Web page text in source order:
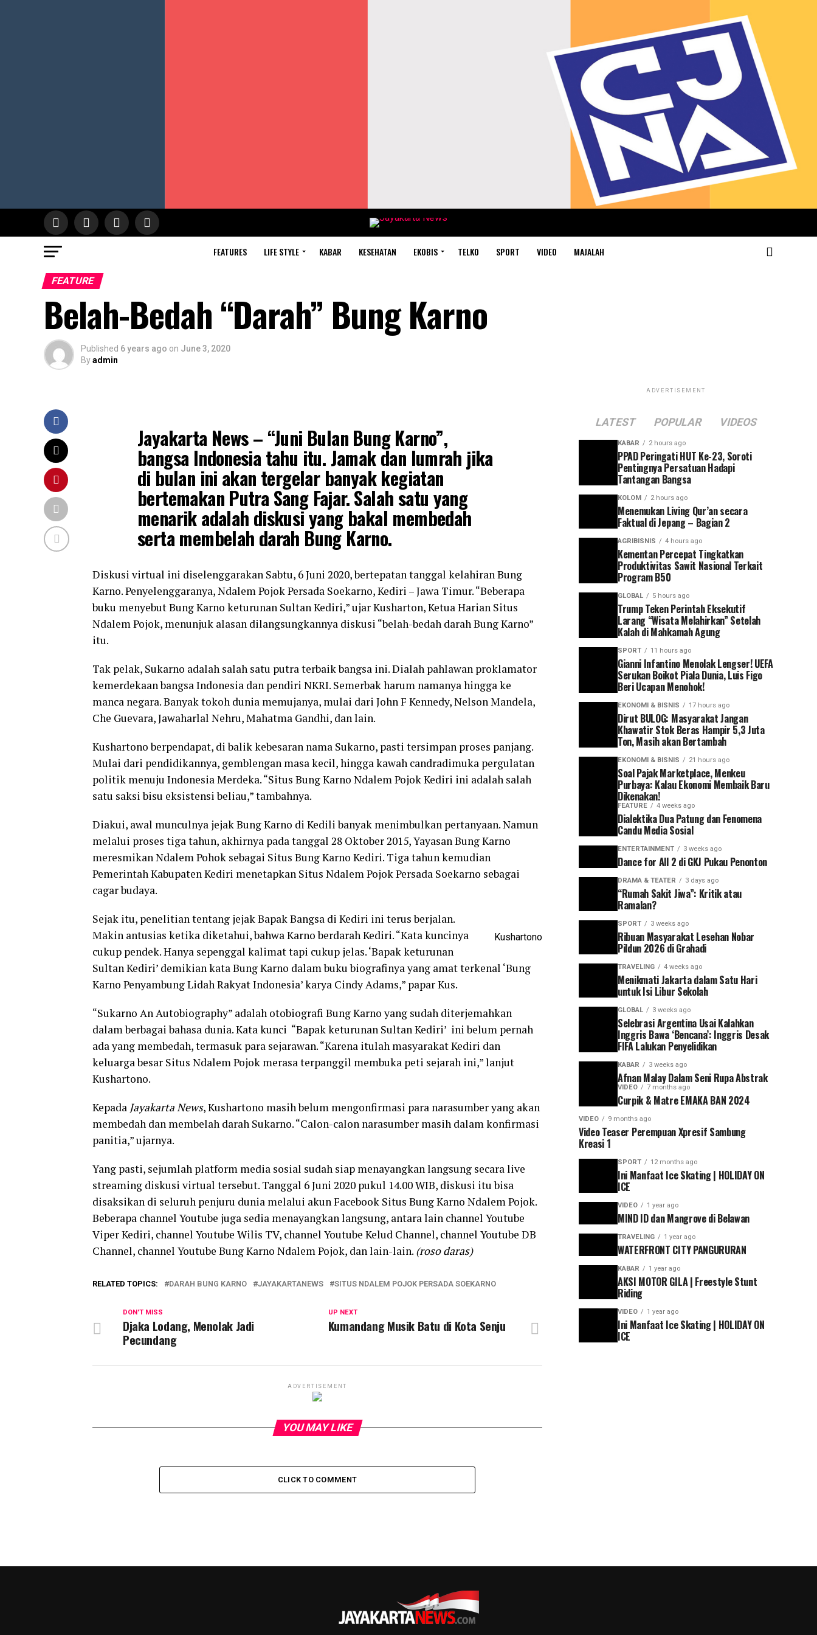
FEATURES LIFE STYLE KABAR KESEHATAN EKOBIS TELKO SPORT VIDEO MAJALAH
FEATURE
Belah-Bedah “Darah” Bung Karno
Published 6 years ago on June 3, 2020
Byadmin
Jayakarta News – “Juni Bulan Bung Karno”,
bangsa Indonesia tahu itu. Jamak dan lumrah jika
di bulan ini akan tergelar banyak kegiatan
bertemakan Putra Sang Fajar. Salah satu yang
menarik adalah diskusi yang bakal membedah
serta membelah darah Bung Karno.
Diskusi virtual ini diselenggarakan Sabtu, 6 Juni 2020, bertepatan tanggal kelahiran Bung
Karno. Penyelenggaranya, Ndalem Pojok Persada Soekarno, Kediri – Jawa Timur. “Beberapa
buku menyebut Bung Karno keturunan Sultan Kediri,” ujar Kusharton, Ketua Harian Situs
Ndalem Pojok, menunjuk alasan dilangsungkannya diskusi “belah-bedah darah Bung Karno”
itu.
Tak pelak, Sukarno adalah salah satu putra terbaik bangsa ini. Dialah pahlawan proklamator
kemerdekaan bangsa Indonesia dan pendiri NKRI. Semerbak harum namanya hingga ke
manca negara. Banyak tokoh dunia memujanya, mulai dari John F Kennedy, Nelson Mandela,
Che Guevara, Jawaharlal Nehru, Mahatma Gandhi, dan lain.
Kushartono berpendapat, di balik kebesaran nama Sukarno, pasti tersimpan proses panjang.
Mulai dari pendidikannya, gemblengan masa kecil, hingga kawah candradimuka pergulatan
politik menuju Indonesia Merdeka. “Situs Bung Karno Ndalem Pojok Kediri ini adalah salah
satu saksi bisu eksistensi beliau,” tambahnya.
Diakui, awal munculnya jejak Bung Karno di Kedili banyak menimbulkan pertanyaan. Namun
melalui proses tiga tahun, akhirnya pada tanggal 28 Oktober 2015, Yayasan Bung Karno
meresmikan Ndalem Pohok sebagai Situs Bung Karno Kediri. Tiga tahun kemudian
Pemerintah Kabupaten Kediri menetapkan Situs Ndalem Pojok Persada Soekarno sebagai
cagar budaya.
Kushartono
Sejak itu, penelitian tentang jejak Bapak Bangsa di Kediri ini terus berjalan.
Makin antusias ketika diketahui, bahwa Karno berdarah Kediri. “Kata kuncinya
cukup pendek. Hanya sepenggal kalimat tapi cukup jelas. ‘Bapak keturunan
Sultan Kediri’ demikian kata Bung Karno dalam buku biografinya yang amat terkenal ‘Bung
Karno Penyambung Lidah Rakyat Indonesia’ karya Cindy Adams,” papar Kus.
“Sukarno An Autobiography” adalah otobiografi Bung Karno yang sudah diterjemahkan
dalam berbagai bahasa dunia. Kata kunci “Bapak keturunan Sultan Kediri’ ini belum pernah
ada yang membedah, termasuk para sejarawan. “Karena itulah masyarakat Kediri dan
keluarga besar Situs Ndalem Pojok merasa terpanggil membuka peti sejarah ini,” lanjut
Kushartono.
Kepada Jayakarta News, Kushartono masih belum mengonfirmasi para narasumber yang akan
membedah dan membelah darah Sukarno. “Calon-calon narasumber masih dalam konfirmasi
panitia,” ujarnya.
Yang pasti, sejumlah platform media sosial sudah siap menayangkan langsung secara live
streaming diskusi virtual tersebut. Tanggal 6 Juni 2020 pukul 14.00 WIB, diskusi itu bisa
disaksikan di seluruh penjuru dunia melalui akun Facebook Situs Bung Karno Ndalem Pojok.
Beberapa channel Youtube juga sedia menayangkan langsung, antara lain channel Youtube
Viper Kediri, channel Youtube Wilis TV, channel Youtube Kelud Channel, channel Youtube DB
Channel, channel Youtube Bung Karno Ndalem Pojok, dan lain-lain. (roso daras)
RELATED TOPICS: DARAH BUNG KARNO JAYAKARTANEWS SITUS NDALEM POJOK PERSADA SOEKARNO
UP NEXT
Kumandang Musik Batu di Kota Senju
DON'T MISS
Djaka Lodang, Menolak Jadi
Pecundang
ADVERTISEMENT
YOU MAY LIKE
CLICK TO COMMENT
ADVERTISEMENT
LATEST POPULAR VIDEOS
KABAR 2 hours ago
PPAD Peringati HUT Ke-23, Soroti
Pentingnya Persatuan Hadapi
Tantangan Bangsa
KOLOM 2 hours ago
Menemukan Living Qur’an secara
Faktual di Jepang – Bagian 2
AGRIBISNIS 4 hours ago
Kementan Percepat Tingkatkan
Produktivitas Sawit Nasional Terkait
Program B50
GLOBAL 5 hours ago
Trump Teken Perintah Eksekutif
Larang “Wisata Melahirkan” Setelah
Kalah di Mahkamah Agung
SPORT 11 hours ago
Gianni Infantino Menolak Lengser! UEFA
Serukan Boikot Piala Dunia, Luis Figo
Beri Ucapan Menohok!
EKONOMI & BISNIS 17 hours ago
Dirut BULOG: Masyarakat Jangan
Khawatir Stok Beras Hampir 5,3 Juta
Ton, Masih akan Bertambah
EKONOMI & BISNIS 21 hours ago
Soal Pajak Marketplace, Menkeu
Purbaya: Kalau Ekonomi Membaik Baru
Dikenakan!
FEATURE 4 weeks ago
Dialektika Dua Patung dan Fenomena
Candu Media Sosial
ENTERTAINMENT 3 weeks ago
Dance for All 2 di GKJ Pukau Penonton
DRAMA & TEATER 3 days ago
“Rumah Sakit Jiwa”: Kritik atau
Ramalan?
SPORT 3 weeks ago
Ribuan Masyarakat Lesehan Nobar
Pildun 2026 di Grahadi
TRAVELING 4 weeks ago
Menikmati Jakarta dalam Satu Hari
untuk Isi Libur Sekolah
GLOBAL 3 weeks ago
Selebrasi Argentina Usai Kalahkan
Inggris Bawa ‘Bencana’: Inggris Desak
FIFA Lalukan Penyelidikan
KABAR 3 weeks ago
Afnan Malay Dalam Seni Rupa Abstrak
VIDEO 7 months ago
Curpik & Matre EMAKA BAN 2024
VIDEO 9 months ago
Video Teaser Perempuan Xpresif Sambung
Kreasi 1
SPORT 12 months ago
Ini Manfaat Ice Skating | HOLIDAY ON
ICE
VIDEO 1 year ago
MIND ID dan Mangrove di Belawan
TRAVELING 1 year ago
WATERFRONT CITY PANGURURAN
KABAR 1 year ago
AKSI MOTOR GILA | Freestyle Stunt
Riding
VIDEO 1 year ago
Ini Manfaat Ice Skating | HOLIDAY ON
ICE